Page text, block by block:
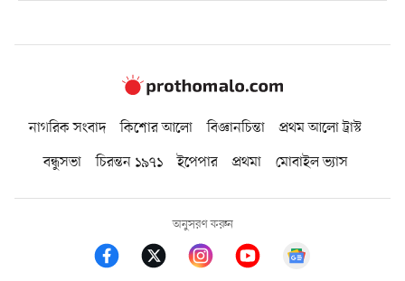
নাগরিক সংবাদ কিশোর আলো বিজ্ঞানচিন্তা
প্রথম আলো ট্রাস্ট
বন্ধুসভা
চিরন্তন ১৯৭১ ইপেপার প্রথমা মোবাইল ভ্যাস
অনুসরণ করুন